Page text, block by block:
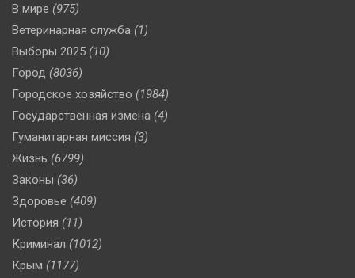
В мире (975)
Ветеринарная служба (1)
Выборы 2025 (10)
Город (8036)
Городское хозяйство (1984)
Государственная измена (4)
Гуманитарная миссия (3)
Жизнь (6799)
Законы (36)
Здоровье (409)
История (11)
Криминал (1012)
Крым (1177)